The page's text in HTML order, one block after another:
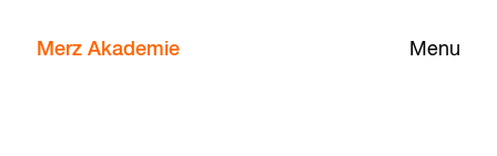
Menu
Merz Akademie